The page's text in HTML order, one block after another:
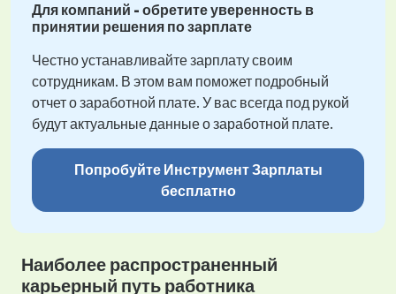
Для компаний - обретите уверенность в
принятии решения по зарплате
Честно устанавливайте зарплату своим
сотрудникам. В этом вам поможет подробный
отчет о заработной плате. У вас всегда под рукой
будут актуальные данные о заработной плате.
Попробуйте Инструмент Зарплаты
бесплатно
Наиболее распространенный
карьерный путь работника